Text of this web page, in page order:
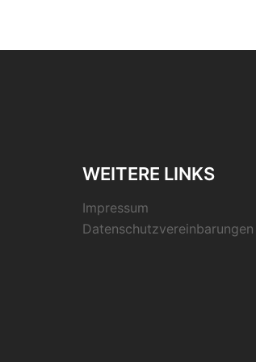
WEITERE LINKS
Impressum
Datenschutzvereinbarungen